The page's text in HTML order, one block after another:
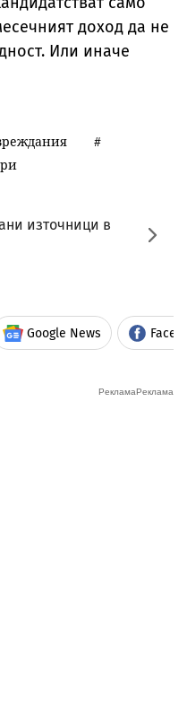
доход да не
Или иначе
източници в
Google News